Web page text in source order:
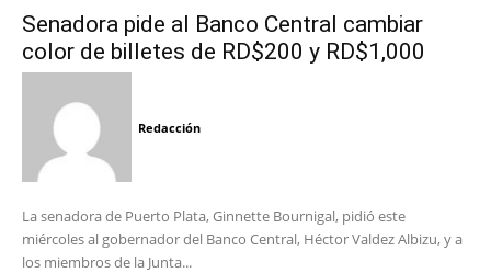
Senadora pide al Banco Central cambiar
color de billetes de RD$200 y RD$1,000
Redacción
La senadora de Puerto Plata, Ginnette Bournigal, pidió este
miércoles al gobernador del Banco Central, Héctor Valdez Albizu, y a
los miembros de la Junta...